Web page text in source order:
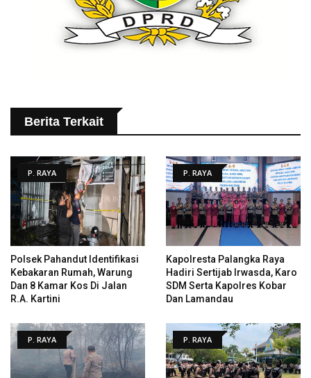
Berita Terkait
P. RAYA
Polsek Pahandut Identifikasi
Kebakaran Rumah, Warung
Dan 8 Kamar Kos Di Jalan
R.A. Kartini
P. RAYA
Kapolresta Palangka Raya
Hadiri Sertijab Irwasda, Karo
SDM Serta Kapolres Kobar
Dan Lamandau
P. RAYA P. RAYA